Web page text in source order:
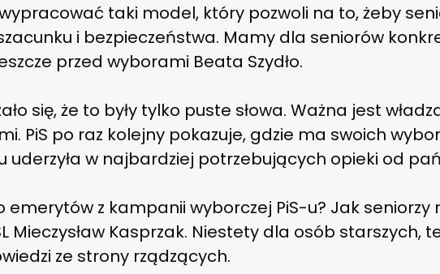
taki model, który pozwoli na to, żeby
i bezpieczeństwa. Mamy dla seniorów
przed wyborami Beata Szydło.
się, że to były tylko puste słowa. Ważna jest
PiS po raz kolejny pokazuje, gdzie ma swoich
uderzyła w najbardziej potrzebujących opieki od
emerytów z kampanii wyborczej PiS-u? Jak seniorzy
Mieczysław Kasprzak. Niestety dla osób starszych,
ze strony rządzących.